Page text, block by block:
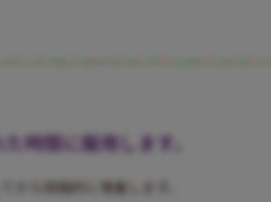
時間に服用します。
から段階的に増量します。